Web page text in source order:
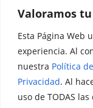
Valoramos
Esta Página Web
experiencia. Al
nuestra Política
Privacidad. Al
uso de TODAS
Promociónate
Legal
Aviso Legal